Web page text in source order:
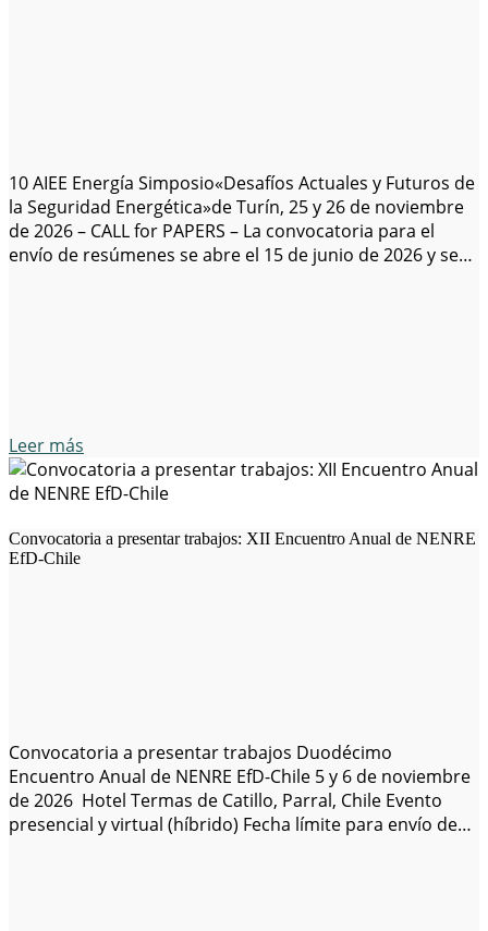
10 AIEE Energía Simposio«Desafíos Actuales y Futuros de
la Seguridad Energética»de Turín, 25 y 26 de noviembre
de 2026 – CALL for PAPERS – La convocatoria para el
envío de resúmenes se abre el 15 de junio de 2026 y se
Leer más
Convocatoria a presentar trabajos: XII Encuentro Anual de NENRE
EfD-Chile
Convocatoria a presentar trabajos Duodécimo
Encuentro Anual de NENRE EfD-Chile 5 y 6 de noviembre
de 2026 Hotel Termas de Catillo, Parral, Chile Evento
presencial y virtual (híbrido) Fecha límite para envío de